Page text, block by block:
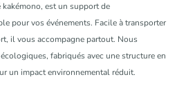
est un support de
pour vos événements. Facile à transporter
il vous accompagne partout. Nous
fabriqués avec une structure en
un impact environnemental réduit.